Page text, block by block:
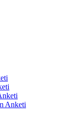
Anketi